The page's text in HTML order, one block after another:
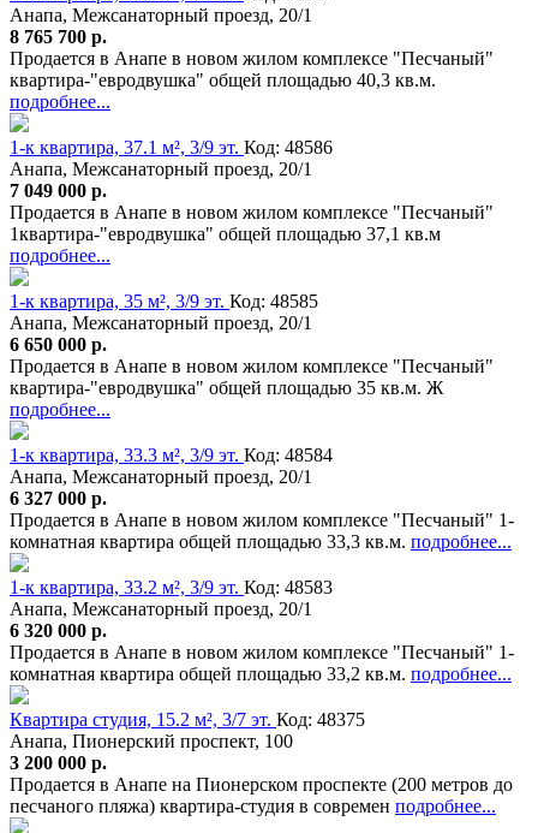
Анапа, Межсанаторный проезд, 20/1
8 765 700 р.
Продается в Анапе в новом жилом комплексе "Песчаный"
квартира-"евродвушка" общей площадью 40,3 кв.м.
подробнее...
1-к квартира, 37.1 м², 3/9 эт. Код: 48586
Анапа, Межсанаторный проезд, 20/1
7 049 000 р.
Продается в Анапе в новом жилом комплексе "Песчаный"
1квартира-"евродвушка" общей площадью 37,1 кв.м
подробнее...
1-к квартира, 35 м², 3/9 эт. Код: 48585
Анапа, Межсанаторный проезд, 20/1
6 650 000 р.
Продается в Анапе в новом жилом комплексе "Песчаный"
квартира-"евродвушка" общей площадью 35 кв.м. Ж
подробнее...
1-к квартира, 33.3 м², 3/9 эт. Код: 48584
Анапа, Межсанаторный проезд, 20/1
6 327 000 р.
Продается в Анапе в новом жилом комплексе "Песчаный" 1-
комнатная квартира общей площадью 33,3 кв.м. подробнее...
1-к квартира, 33.2 м², 3/9 эт. Код: 48583
Анапа, Межсанаторный проезд, 20/1
6 320 000 р.
Продается в Анапе в новом жилом комплексе "Песчаный" 1-
комнатная квартира общей площадью 33,2 кв.м. подробнее...
Квартира студия, 15.2 м², 3/7 эт. Код: 48375
Анапа, Пионерский проспект, 100
3 200 000 р.
Продается в Анапе на Пионерском проспекте (200 метров до
песчаного пляжа) квартира-студия в современ подробнее...